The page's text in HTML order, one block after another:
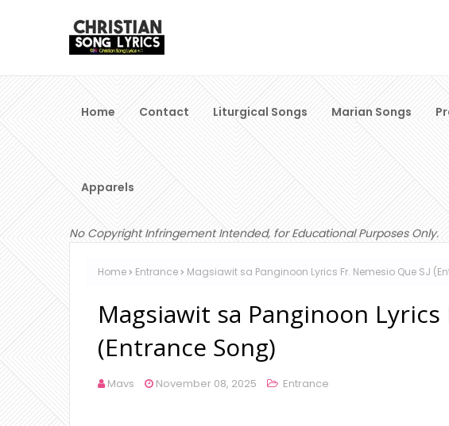
Home Contact Liturgical Songs Marian Songs
Apparels
No Copyright Infringement Intended, for Educational Purposes Only.
Home Entrance Magsiawit sa Panginoon Lyrics Fr. Nemesio Que SJ
Magsiawit sa Panginoon Lyrics
(Entrance Song)
Mavs November 08, 2025 Entrance